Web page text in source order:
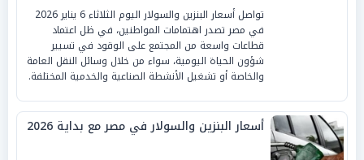
تواصل أسعار البنزين والسولار اليوم الثلاثاء 6 يناير 2026
في مصر تصدر اهتمامات المواطنين، في ظل اعتماد
قطاعات واسعة من المجتمع على الوقود في تسيير
شؤون الحياة اليومية، سواء من خلال وسائل النقل العامة
والخاصة أو تشغيل الأنشطة الصناعية والخدمية المختلفة.
أسعار البنزين والسولار في مصر مع بداية 2026